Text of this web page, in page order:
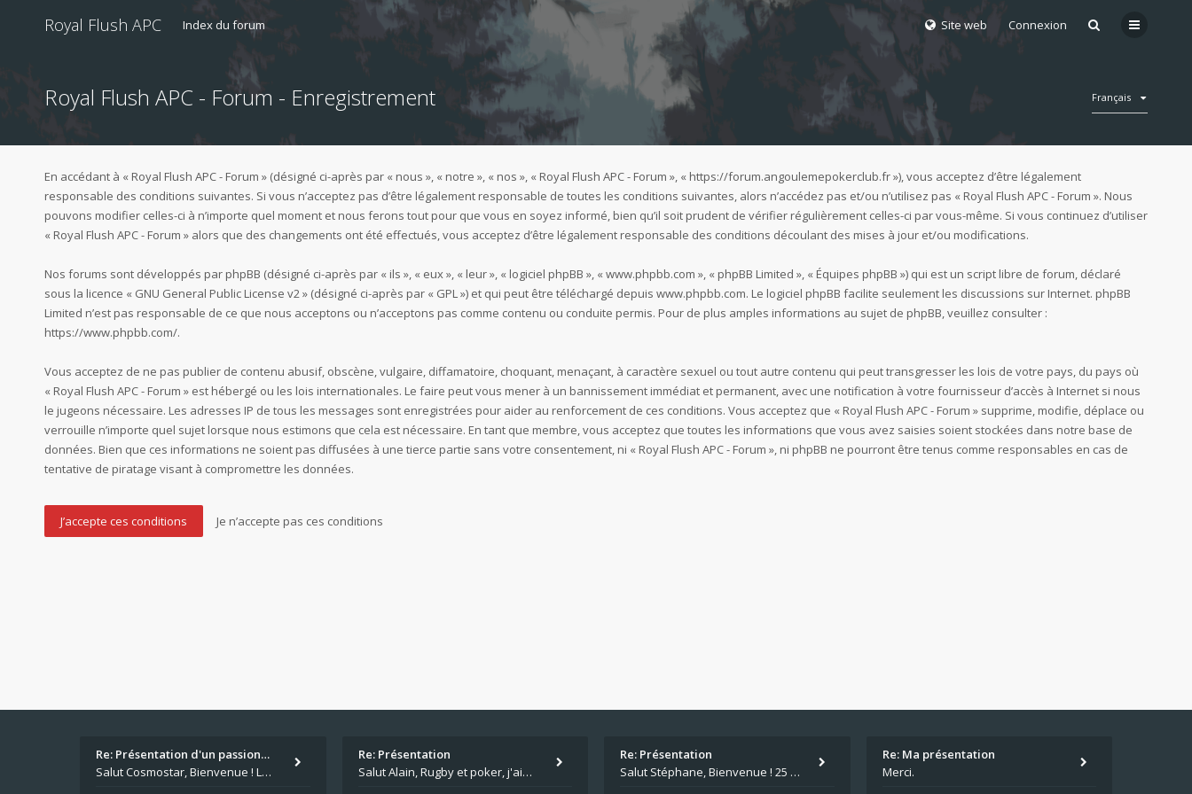
Royal Flush APC Site web Connexion
Index du forum
Royal Flush APC - Forum - Enregistrement Français
En accédant à « Royal Flush APC - Forum » (désigné ci-après par « nous », « notre », « nos », « Royal Flush APC - Forum », « https://forum.angoulemepokerclub.fr »), vous acceptez d’être légalement
responsable des conditions suivantes. Si vous n’acceptez pas d’être légalement responsable de toutes les conditions suivantes, alors n’accédez pas et/ou n’utilisez pas « Royal Flush APC - Forum ». Nous
pouvons modifier celles-ci à n’importe quel moment et nous ferons tout pour que vous en soyez informé, bien qu’il soit prudent de vérifier régulièrement celles-ci par vous-même. Si vous continuez d’utiliser
« Royal Flush APC - Forum » alors que des changements ont été effectués, vous acceptez d’être légalement responsable des conditions découlant des mises à jour et/ou modifications.
Nos forums sont développés par phpBB (désigné ci-après par « ils », « eux », « leur », « logiciel phpBB », « www.phpbb.com », « phpBB Limited », « Équipes phpBB ») qui est un script libre de forum, déclaré
sous la licence « GNU General Public License v2» (désigné ci-après par « GPL ») et qui peut être téléchargé depuis www.phpbb.com. Le logiciel phpBB facilite seulement les discussions sur Internet. phpBB
Limited n’est pas responsable de ce que nous acceptons ou n’acceptons pas comme contenu ou conduite permis. Pour de plus amples informations au sujet de phpBB, veuillez consulter :
https://www.phpbb.com/.
Vous acceptez de ne pas publier de contenu abusif, obscène, vulgaire, diffamatoire, choquant, menaçant, à caractère sexuel ou tout autre contenu qui peut transgresser les lois de votre pays, du pays où
« Royal Flush APC - Forum » est hébergé ou les lois internationales. Le faire peut vous mener à un bannissement immédiat et permanent, avec une notification à votre fournisseur d’accès à Internet si nous
le jugeons nécessaire. Les adresses IP de tous les messages sont enregistrées pour aider au renforcement de ces conditions. Vous acceptez que « Royal Flush APC - Forum » supprime, modifie, déplace ou
verrouille n’importe quel sujet lorsque nous estimons que cela est nécessaire. En tant que membre, vous acceptez que toutes les informations que vous avez saisies soient stockées dans notre base de
données. Bien que ces informations ne soient pas diffusées à une tierce partie sans votre consentement, ni « Royal Flush APC - Forum », ni phpBB ne pourront être tenus comme responsables en cas de
tentative de piratage visant à compromettre les données.
Re: Présentation d'un passion…
Salut Cosmostar, Bienvenue ! Les paris sportifs en plus du poker, c'est ce que je fais aussi. Surtout la NBA, je mise su
Re: Présentation
Salut Alain, Rugby et poker, j'aime bien le mélange. Tu suis le rugby du coin ? Moi j'essaie d'aller voir des matchs de
Re: Présentation
Salut Stéphane, Bienvenue ! 25 ans de poker c'est du vécu quand même. Moi je suis relativementnouveau (2018) mais j'ai a
Re: Ma présentation
Merci.